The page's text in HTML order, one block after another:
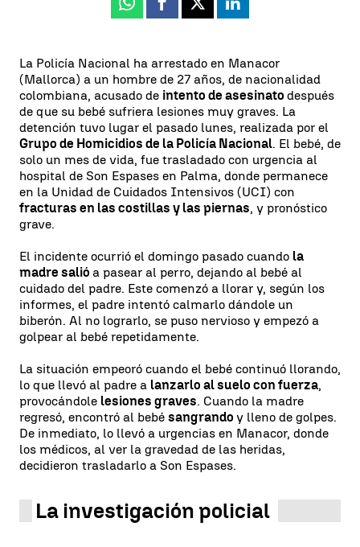
Whatsapp
Facebook
X Linkedin
La Policía Nacional ha arrestado en Manacor
(Mallorca) a un hombre de 27 años, de nacionalidad
colombiana, acusado de intento de asesinato después
de que su bebé sufriera lesiones muy graves. La
detención tuvo lugar el pasado lunes, realizada por el
Grupo de Homicidios de la Policía Nacional. El bebé, de
solo un mes de vida, fue trasladado con urgencia al
hospital de Son Espases en Palma, donde permanece
en la Unidad de Cuidados Intensivos (UCI) con
fracturas en las costillas y las piernas, y pronóstico
grave.
El incidente ocurrió el domingo pasado cuando la
madre salió a pasear al perro, dejando al bebé al
cuidado del padre. Este comenzó a llorar y, según los
informes, el padre intentó calmarlo dándole un
biberón. Al no lograrlo, se puso nervioso y empezó a
golpear al bebé repetidamente.
La situación empeoró cuando el bebé continuó llorando,
lo que llevó al padre a lanzarlo al suelo con fuerza,
provocándole lesiones graves. Cuando la madre
regresó, encontró al bebé sangrando y lleno de golpes.
De inmediato, lo llevó a urgencias en Manacor, donde
los médicos, al ver la gravedad de las heridas,
decidieron trasladarlo a Son Espases.
La investigación policial